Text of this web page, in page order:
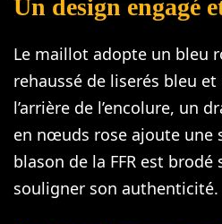
Un design engagé
Le maillot adopte un bleu
rehaussé de liserés bleu
l’arrière de l’encolure, un
en nœuds rose ajoute une
blason de la FFR est
souligner son authenticité.